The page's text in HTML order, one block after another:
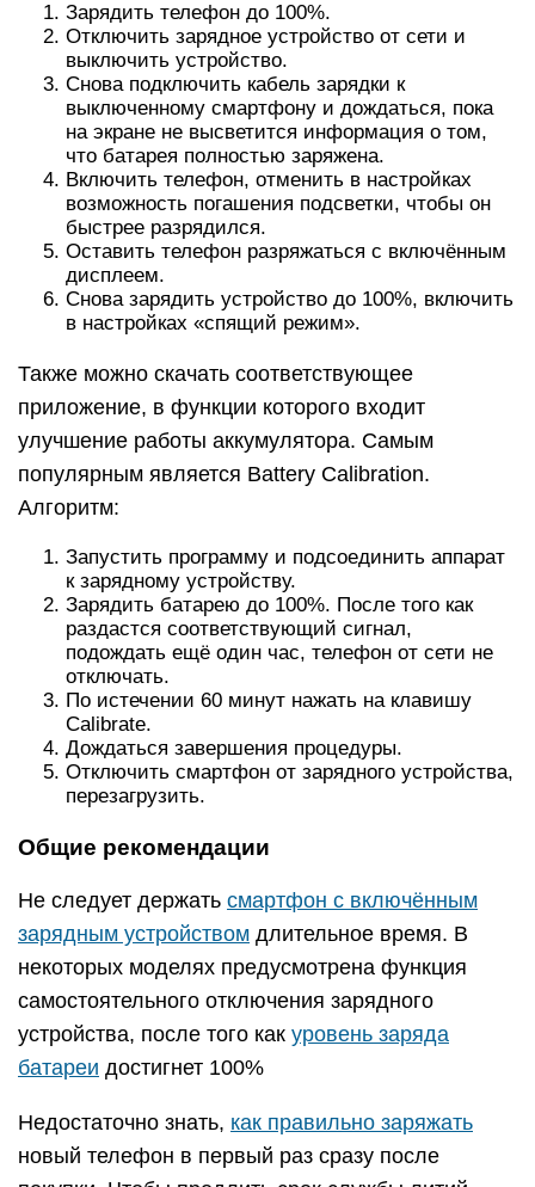
Зарядить телефон до 100%.
Отключить зарядное устройство от сети и
выключить устройство.
Снова подключить кабель зарядки к
выключенному смартфону и дождаться, пока
на экране не высветится информация о том,
что батарея полностью заряжена.
Включить телефон, отменить в настройках
возможность погашения подсветки, чтобы он
быстрее разрядился.
Оставить телефон разряжаться с включённым
дисплеем.
Снова зарядить устройство до 100%, включить
в настройках «спящий режим».
Также можно скачать соответствующее
приложение, в функции которого входит
улучшение работы аккумулятора. Самым
популярным является Battery Calibration.
Алгоритм:
Запустить программу и подсоединить аппарат
к зарядному устройству.
Зарядить батарею до 100%. После того как
раздастся соответствующий сигнал,
подождать ещё один час, телефон от сети не
отключать.
По истечении 60 минут нажать на клавишу
Calibrate.
Дождаться завершения процедуры.
Отключить смартфон от зарядного устройства,
перезагрузить.
Общие рекомендации
Не следует держать смартфон с включённым
зарядным устройством длительное время. В
некоторых моделях предусмотрена функция
самостоятельного отключения зарядного
устройства, после того как уровень заряда
батареи достигнет 100%
Недостаточно знать, как правильно заряжать
новый телефон в первый раз сразу после